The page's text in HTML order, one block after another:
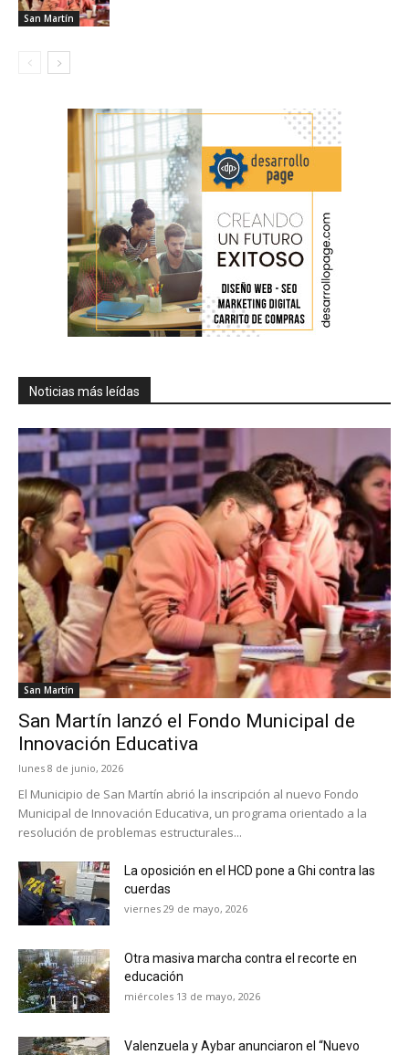
San Martín
Noticias más leídas
San Martín
San Martín lanzó el Fondo Municipal de
Innovación Educativa
lunes 8 de junio, 2026
El Municipio de San Martín abrió la inscripción al nuevo Fondo
Municipal de Innovación Educativa, un programa orientado a la
resolución de problemas estructurales...
La oposición en el HCD pone a Ghi contra las
cuerdas
viernes 29 de mayo, 2026
Otra masiva marcha contra el recorte en
educación
miércoles 13 de mayo, 2026
Valenzuela y Aybar anunciaron el “Nuevo